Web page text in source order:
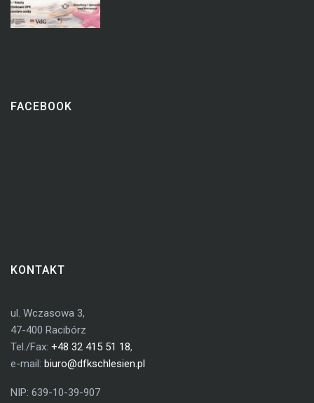
FACEBOOK
KONTAKT
ul. Wczasowa 3,
47-400 Racibórz
Tel./Fax: +48 32 415 51 18,
e-mail: biuro@dfkschlesien.pl
NIP: 639-10-39-907